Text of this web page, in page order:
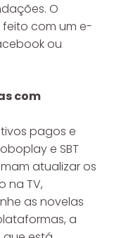
O
com um e-
ou
com
pagos e
e SBT
atualizar os
na TV,
as novelas
a